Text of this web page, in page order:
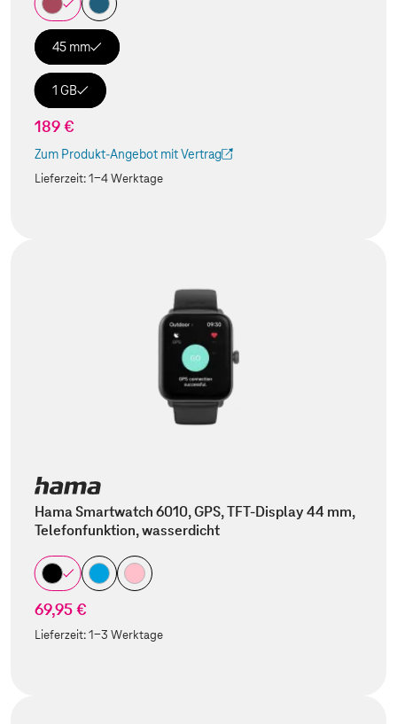
45 mm
1 GB
189 €
Zum Produkt-Angebot mit Vertrag
(Der Link wird in einem neuen Tab geöffnet)
Lieferzeit:1-4 Werktage
Hama Smartwatch 6010, GPS, TFT-Display 44 mm,
Telefonfunktion, wasserdicht
69,95 €
Lieferzeit:1-3 Werktage